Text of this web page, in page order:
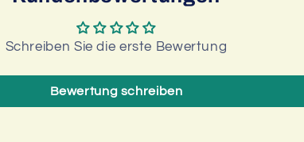
Schreiben Sie die erste Bewertung
Bewertung schreiben